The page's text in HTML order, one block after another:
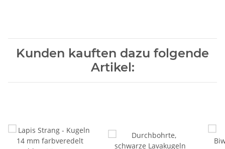
Kunden kauften dazu folgende
Artikel: